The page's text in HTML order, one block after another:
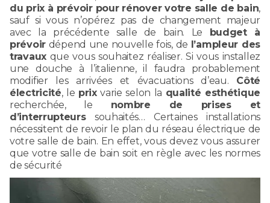
du prix à prévoir pour rénover votre salle de bain,
sauf si vous n’opérez pas de changement majeur
avec la précédente salle de bain. Le
budget à
prévoirdépend une nouvelle fois, de l’ampleur des
travauxque vous souhaitez réaliser. Si vous installez
une douche à l’italienne, il faudra probablement
modifier les arrivées et évacuations d’eau. Côté
électricité, le prixvarie selon la qualité esthétique
recherchée, le nombre de prises et
d’interrupteurssouhaités… Certaines installations
nécessitent de revoir le plan du réseau électrique de
votre salle de bain. En effet, vous devez vous assurer
que votre salle de bain soit en règle avec les normes
de sécurité